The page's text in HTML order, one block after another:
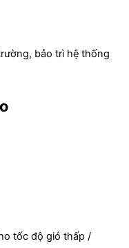
bảo trì hệ thống
tốc độ gió thấp /